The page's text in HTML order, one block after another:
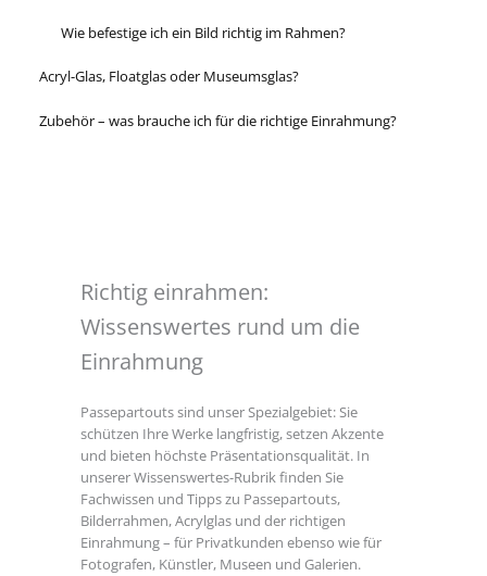
Wie befestige ich ein Bild richtig im Rahmen?
Acryl-Glas, Floatglas oder Museumsglas?
Zubehör – was brauche ich für die richtige Einrahmung?
Richtig einrahmen:
Wissenswertes rund um die
Einrahmung
Passepartouts sind unser Spezialgebiet: Sie
schützen Ihre Werke langfristig, setzen Akzente
und bieten höchste Präsentationsqualität. In
unserer Wissenswertes-Rubrik finden Sie
Fachwissen und Tipps zu Passepartouts,
Bilderrahmen, Acrylglas und der richtigen
Einrahmung – für Privatkunden ebenso wie für
Fotografen, Künstler, Museen und Galerien.